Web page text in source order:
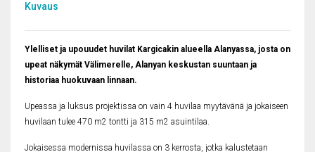
Kuvaus
Ylelliset ja upouudet huvilat Kargicakin alueella Alanyassa, josta on
upeat näkymät Välimerelle, Alanyan keskustan suuntaan ​​ja
historiaa huokuvaan linnaan.
Upeassa ja luksus projektissa on vain 4 huvilaa myytävänä ja jokaiseen
huvilaan tulee 470 m2 tontti ja 315 m2 asuintilaa.
Jokaisessa modernissa huvilassa on 3 kerrosta, jotka kalustetaan